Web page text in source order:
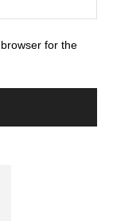
for the